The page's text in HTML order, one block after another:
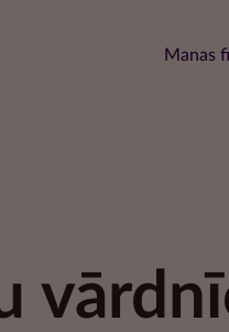
Main
Manas